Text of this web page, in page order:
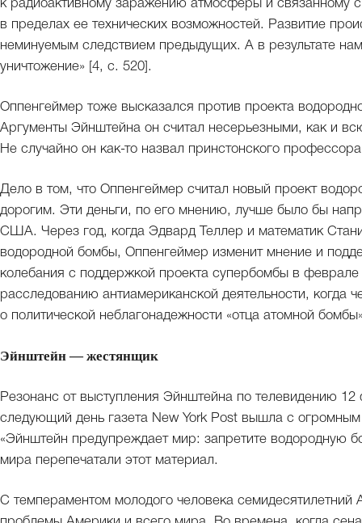
к радиоактивному заражению атмосферы и связанному
в пределах ее технических возможностей. Развитие
неминуемым следствием предыдущих. А в результате
уничтожение» [4, с. 520].
Оппенгеймер тоже высказался против проекта
Аргументы Эйнштейна он считал несерьезными, как и
Не случайно он как-то назвал принстонского
Дело в том, что Оппенгеймер считал новый проект
дорогим. Эти деньги, по его мнению, лучше было бы
США. Через год, когда Эдвард Теллер и математик
водородной бомбы, Оппенгеймер изменит мнение и
колебания с поддержкой проекта супербомбы в
расследованию антиамериканской деятельности, когда
о политической неблагонадежности «отца атомной
Эйнштейн — жестянщик
Резонанс от выступления Эйнштейна по телевидению
следующий день газета New York Post вышла с
«Эйнштейн предупреждает мир: запретите водородную
мира перепечатали этот материал.
С темпераментом молодого человека